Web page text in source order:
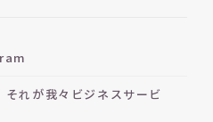
れが我々ビジネスサービ